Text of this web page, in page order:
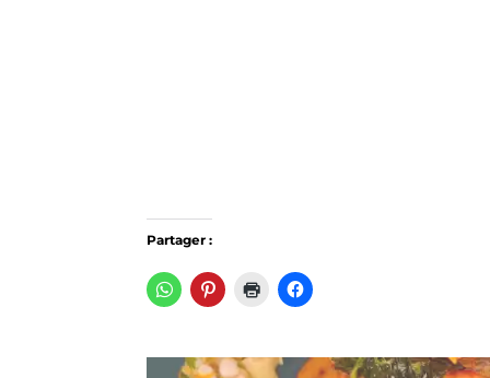
Partager :